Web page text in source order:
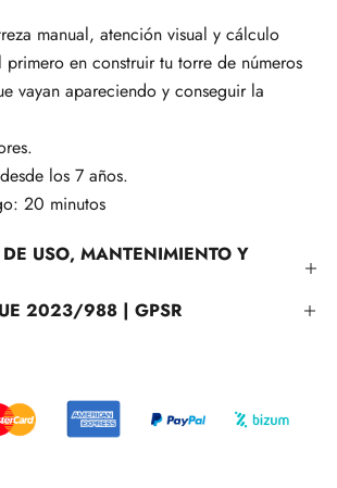
manual, atención visual y cálculo
primero en construir tu torre de números
vayan apareciendo y conseguir la
los 7 años.
20 minutos
USO, MANTENIMIENTO Y
2023/988 | GPSR